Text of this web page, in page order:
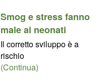
Smog e stress fanno
male ai neonati
Il corretto sviluppo è a
rischio
(Continua)